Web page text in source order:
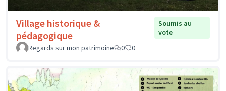
Village historique &
pédagogique
Soumis au
vote
Regards sur mon patrimoine
0 0